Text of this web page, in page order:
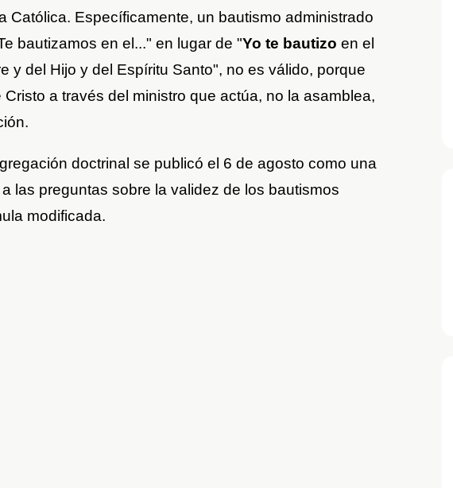
Católica. Específicamente, un bautismo administrado
bautizamos en el..." en lugar de "Yo te bautizo en el
y del Hijo y del Espíritu Santo", no es válido, porque
a través del ministro que actúa, no la asamblea,
doctrinal se publicó el 6 de agosto como una
las preguntas sobre la validez de los bautismos
modificada.